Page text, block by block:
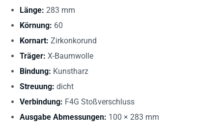
Länge: 283 mm
Körnung: 60
Kornart: Zirkonkorund
Träger: X-Baumwolle
Bindung: Kunstharz
Streuung: dicht
Verbindung: F4G Stoßverschluss
Ausgabe Abmessungen: 100 × 283 mm